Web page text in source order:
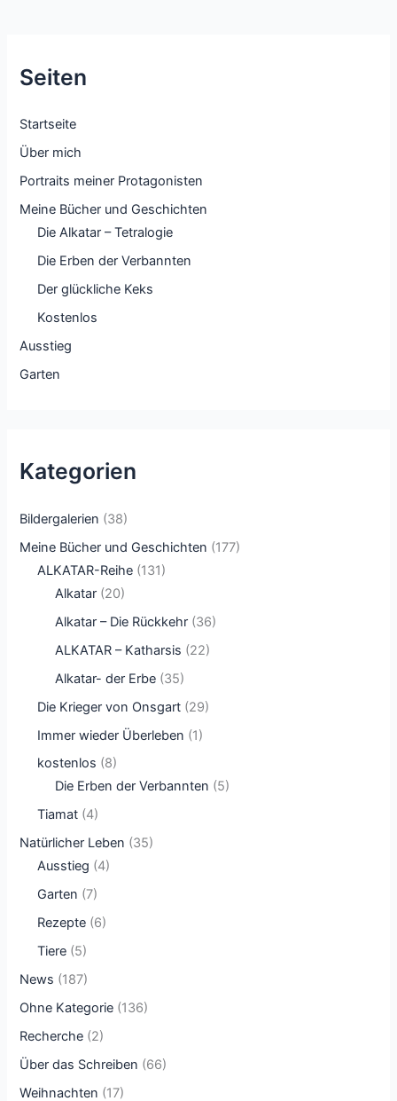
Seiten
Startseite
Über mich
Portraits meiner Protagonisten
Meine Bücher und Geschichten
Die Alkatar – Tetralogie
Die Erben der Verbannten
Der glückliche Keks
Kostenlos
Ausstieg
Garten
Kategorien
Bildergalerien (38)
Meine Bücher und Geschichten (177)
ALKATAR-Reihe (131)
Alkatar (20)
Alkatar – Die Rückkehr (36)
ALKATAR – Katharsis (22)
Alkatar- der Erbe (35)
Die Krieger von Onsgart (29)
Immer wieder Überleben (1)
kostenlos (8)
Die Erben der Verbannten (5)
Tiamat (4)
Natürlicher Leben (35)
Ausstieg (4)
Garten (7)
Rezepte (6)
Tiere (5)
News (187)
Ohne Kategorie (136)
Recherche (2)
Über das Schreiben (66)
Weihnachten (17)